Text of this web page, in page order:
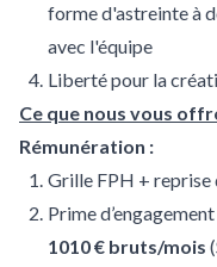
forme d'astreinte à
avec l'équipe
Liberté pour la
Ce que nous vous
Rémunération :
Grille FPH + reprise
Prime
1010 € bruts/mois